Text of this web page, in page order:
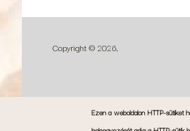
Copyright © 2026,
Ezen a weboldalon HTTP-sütiket